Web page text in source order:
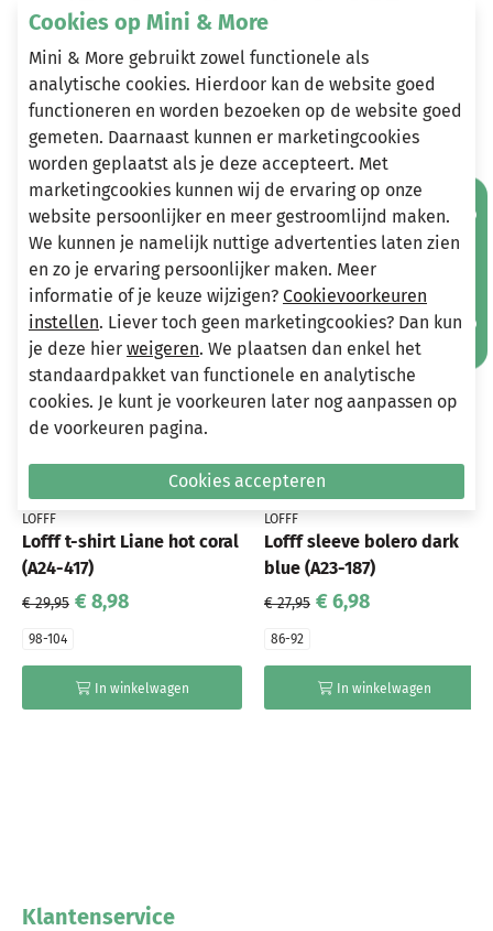
Heeft u vragen?
Stuur een e-mail
info@miniandmore.nl
Andere bekeken ook
Wellicht ook iets voor jou?
-70%
LOFFF
Lofff t-shirt Liane hot coral
(A24-417)
€ 29,95 € 8,98
98-104
In winkelwagen
-75%
LOFFF
Lofff sleeve bolero dark
blue (A23-187)
€ 27,95 € 6,98
86-92
In winkelwagen
Klantenservice
Mis geen aanbiedingen!
Cookies op Mini & More
Mini & More gebruikt zowel functionele als
analytische cookies. Hierdoor kan de website goed
functioneren en worden bezoeken op de website goed
gemeten. Daarnaast kunnen er marketingcookies
worden geplaatst als je deze accepteert. Met
marketingcookies kunnen wij de ervaring op onze
website persoonlijker en meer gestroomlijnd maken.
We kunnen je namelijk nuttige advertenties laten zien
en zo je ervaring persoonlijker maken. Meer
informatie of je keuze wijzigen? Cookievoorkeuren
instellen. Liever toch geen marketingcookies? Dan kun
je deze hier weigeren. We plaatsen dan enkel het
standaardpakket van functionele en analytische
cookies. Je kunt je voorkeuren later nog aanpassen op
de voorkeuren pagina.
Cookies accepteren